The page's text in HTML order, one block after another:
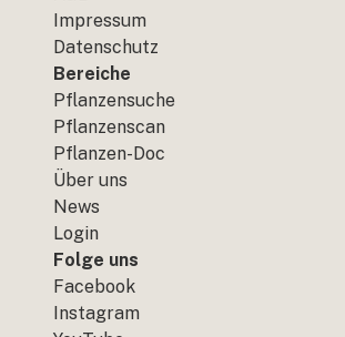
Impressum
Datenschutz
Bereiche
Pflanzensuche
Pflanzenscan
Pflanzen-Doc
Über uns
News
Login
Folge uns
Facebook
Instagram